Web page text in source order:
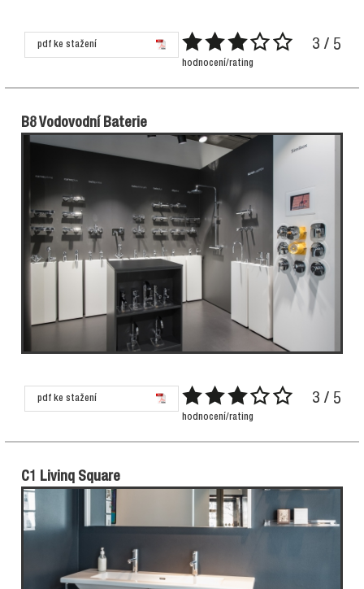
pdf ke stažení 3 / 5
hodnocení/rating
B8 Vodovodní Baterie
pdf ke stažení 3 / 5
hodnocení/rating
C1 Livinq Square